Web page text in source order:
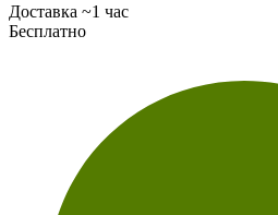
Доставка ~1 час
Бесплатно